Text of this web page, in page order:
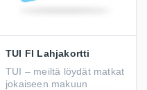
TUI FI Lahjakortti
TUI – meiltä löydät matkat
jokaiseen makuun